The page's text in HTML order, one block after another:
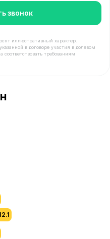
звонок
иллюстративный характер.
в договоре участия в долевом
соответствовать требованиям